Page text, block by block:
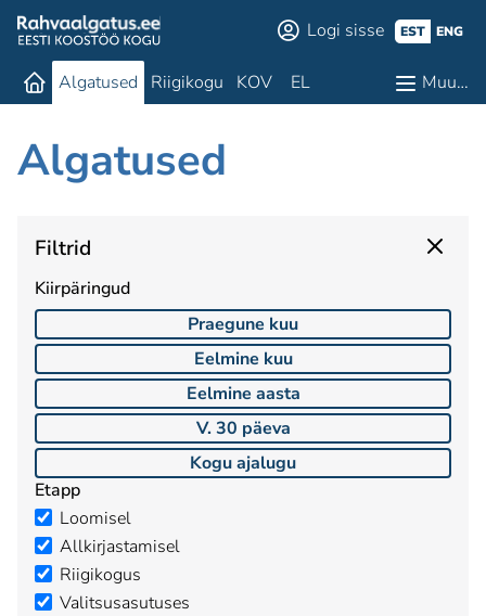
Logi sisse EST ENG
Algatused Riigikogu KOV EL Muu…
Algatused
Filtrid
Kiirpäringud
Praegune kuu
Eelmine kuu
Eelmine aasta
V. 30 päeva
Kogu ajalugu
Etapp
Loomisel
Allkirjastamisel
Riigikogus
Valitsusasutuses